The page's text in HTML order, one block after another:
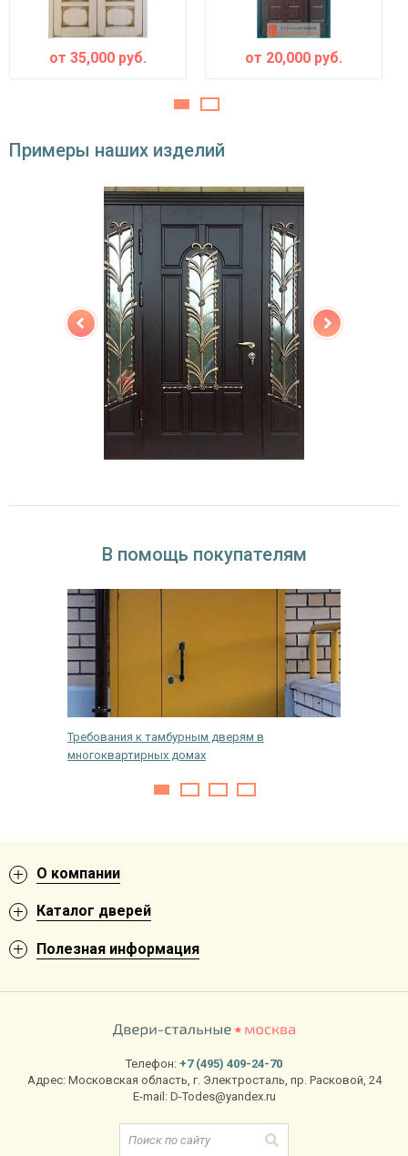
Особенности модели
Направление
наружное / внутреннее,
от 35,000 руб. от 20,000 руб.
Примеры наших изделий
В помощь покупателям
Требования к тамбурным дверям в
многоквартирных домах
О компании
Каталог дверей
Полезная информация
Телефон: +7 (495) 409-24-70
Адрес: Московская область, г. Электросталь, пр. Расковой, 24
E-mail: D-Todes@yandex.ru